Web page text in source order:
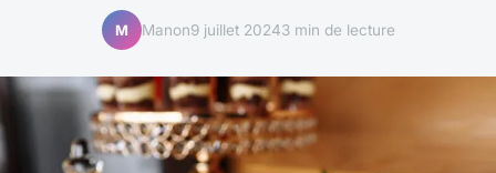
M Manon9 juillet 20243 min de lecture